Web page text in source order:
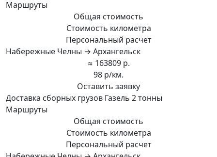
Маршруты
Общая стоимость
Стоимость километра
Персональный расчет
Набережные Челны → Архангельск
≈ 163809 р.
98 р/км.
Оставить заявку
Доставка сборных грузов Газель 2 тонны
Маршруты
Общая стоимость
Стоимость километра
Персональный расчет